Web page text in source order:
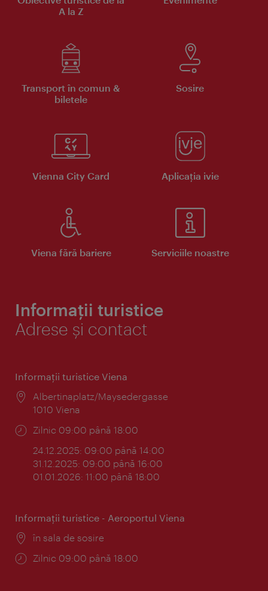
A la Z
Transport în comun &
biletele
Sosire
Vienna City Card Aplicaţia ivie
Viena fără bariere Serviciile noastre
Informații turistice
Adrese și contact
Informaţii turistice Viena
Locul:
Albertinaplatz/Maysedergasse
1010 Viena
Program:
Zilnic 09:00 până 18:00
24.12.2025: 09:00 până 14:00
31.12.2025: 09:00 până 16:00
01.01.2026: 11:00 până 18:00
Informaţii turistice - Aeroportul Viena
Locul:
în sala de sosire
Program:
Zilnic 09:00 până 18:00